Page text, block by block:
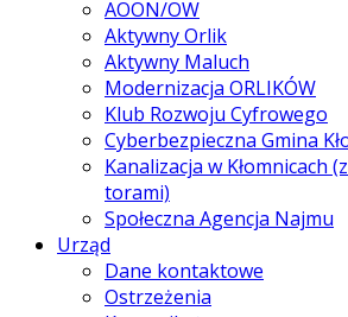
AOON/OW
Aktywny Orlik
Aktywny Maluch
Modernizacja ORLIKÓW
Klub Rozwoju Cyfrowego
Cyberbezpieczna Gmina
Kanalizacja w Kłomnicach
torami)
Społeczna Agencja Najmu
Urząd
Dane kontaktowe
Ostrzeżenia